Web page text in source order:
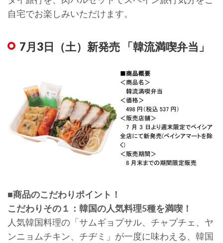
自宅でお楽しみいただけます。
7月3日（土）新発売 「韓流満喫弁当」
■商品のこだわりポイント！
こだわりその１：韓国の人気料理5種を満喫！
人気韓国料理の「サムギョプサル、チャプチェ、ヤ
ンニョムチキン、チヂミ」が一度に味わえる、韓国